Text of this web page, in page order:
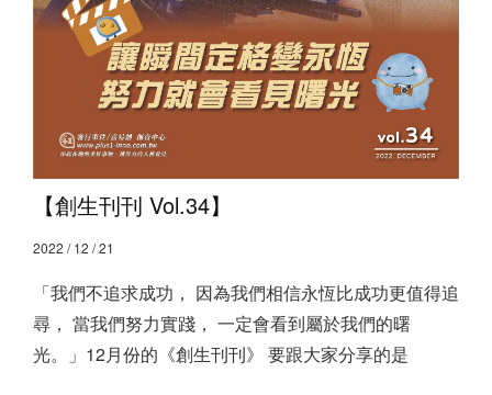
【創生刊刊 Vol.34】
2022 / 12 / 21
「我們不追求成功， 因為我們相信永恆比成功更值得追
尋， 當我們努力實踐， 一定會看到屬於我們的曙
光。」 ​ 12月份的《創生刊刊》 要跟大家分享的是